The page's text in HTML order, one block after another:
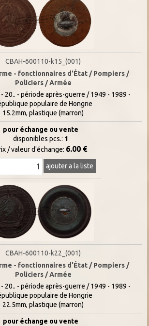
CBAH-600110-k15_(001)
- fonctionnaires d'État / Pompiers /
Policiers / Armée
20.. - période après-guerre / 1949 - 1989 -
populaire de Hongrie
15.2mm, plastique (marron)
pour échange ou vente
disponibles pcs.: 1
/ valeur d'échange: 6.00 €
ajouter a la liste
CBAH-600110-k22_(001)
- fonctionnaires d'État / Pompiers /
Policiers / Armée
20.. - période après-guerre / 1949 - 1989 -
populaire de Hongrie
22.5mm, plastique (marron)
pour échange ou vente